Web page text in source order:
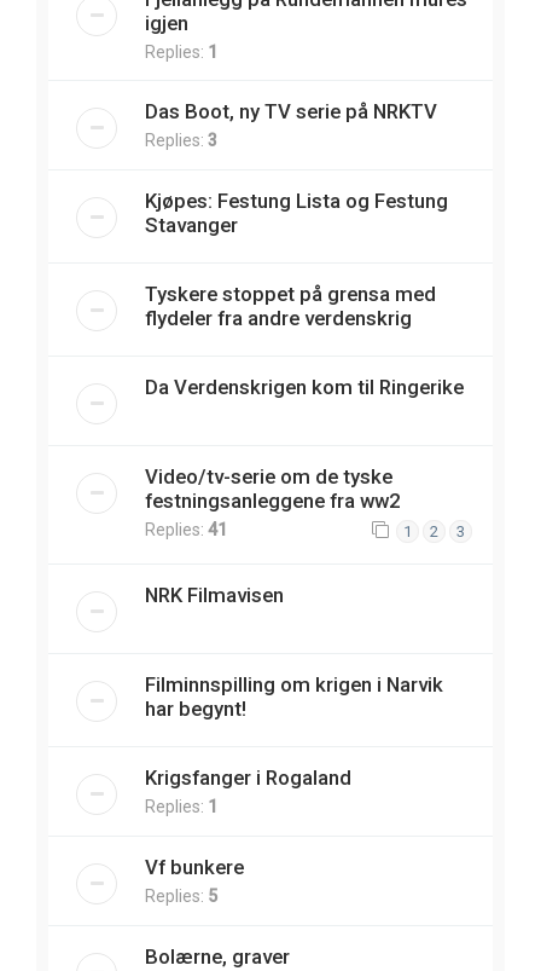
igjen
Replies: 1
Das Boot, ny TV serie på NRKTV
Replies: 3
Kjøpes: Festung Lista og Festung
Stavanger
Tyskere stoppet på grensa med
flydeler fra andre verdenskrig
Da Verdenskrigen kom til Ringerike
Video/tv-serie om de tyske
festningsanleggene fra ww2
Replies: 41 1 2 3
NRK Filmavisen
Filminnspilling om krigen i Narvik
har begynt!
Krigsfanger i Rogaland
Replies: 1
Vf bunkere
Replies: 5
Bolærne, graver